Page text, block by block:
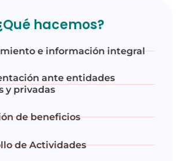
hacemos?
e información integral
ante entidades
y privadas
de beneficios
de Actividades